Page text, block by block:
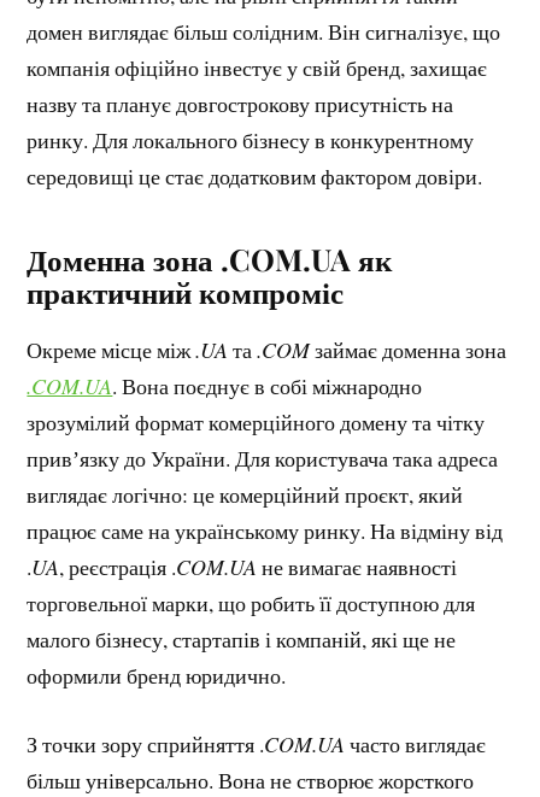
домен виглядає більш солідним. Він сигналізує, що
компанія офіційно інвестує у свій бренд, захищає
назву та планує довгострокову присутність на
ринку. Для локального бізнесу в конкурентному
середовищі це стає додатковим фактором довіри.
Доменна зона .COM.UA як
практичний компроміс
Окреме місце між.UA та.COMзаймає доменна зона
.COM.UA. Вона поєднує в собі міжнародно
зрозумілий формат комерційного домену та чітку
привʼязку до України. Для користувача така адреса
виглядає логічно: це комерційний проєкт, який
працює саме на українському ринку. На відміну від
.UA, реєстрація .COM.UA не вимагає наявності
торговельної марки, що робить її доступною для
малого бізнесу, стартапів і компаній, які ще не
оформили бренд юридично.
З точки зору сприйняття .COM.UA часто виглядає
більш універсально. Вона не створює жорсткого